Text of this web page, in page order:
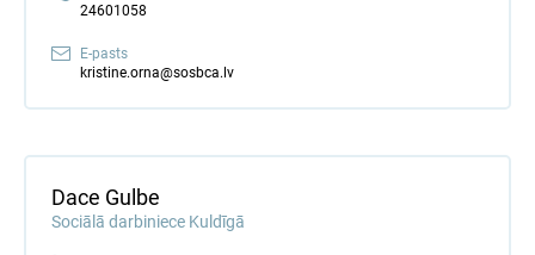
24601058
E-pasts
kristine.orna@sosbca.lv
Dace Gulbe
Sociālā darbiniece Kuldīgā